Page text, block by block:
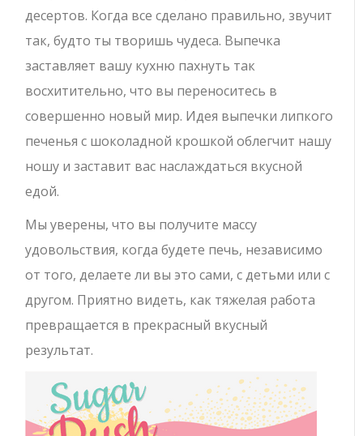
десертов. Когда все сделано правильно, звучит
так, будто ты творишь чудеса. Выпечка
заставляет вашу кухню пахнуть так
восхитительно, что вы переноситесь в
совершенно новый мир. Идея выпечки липкого
печенья с шоколадной крошкой облегчит нашу
ношу и заставит вас наслаждаться вкусной
едой.
Мы уверены, что вы получите массу
удовольствия, когда будете печь, независимо
от того, делаете ли вы это сами, с детьми или с
другом. Приятно видеть, как тяжелая работа
превращается в прекрасный вкусный
результат. ⠀